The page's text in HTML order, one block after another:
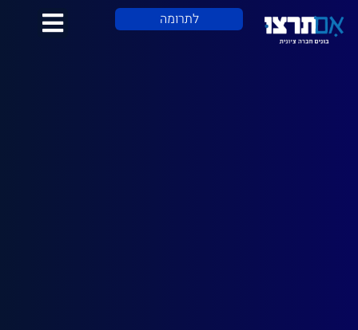
לתרומה